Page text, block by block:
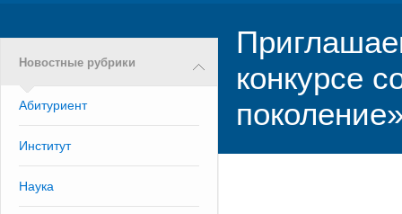
Новостные рубрики
Абитуриент
Институт
Наука
конкурсе